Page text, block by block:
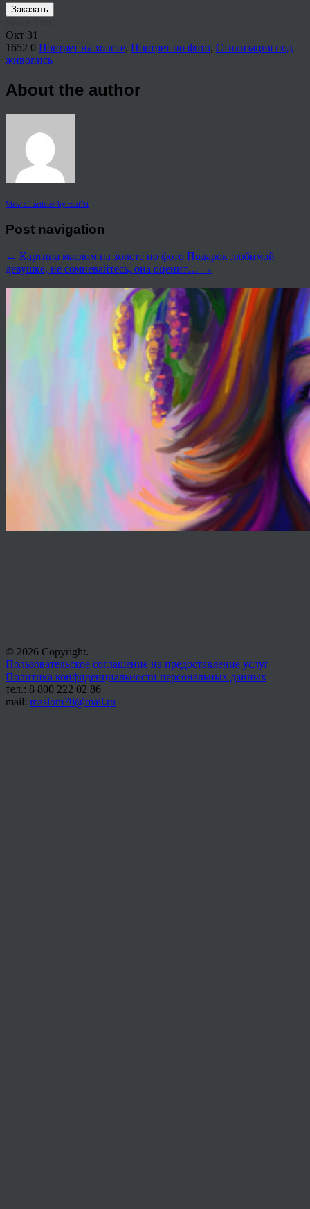
Заказать
Окт 31
1652 0 Портрет на холсте, Портрет по фото, Стилизация под
живопись
About the author
View all articles by rauffri
Post navigation
← Картина маслом на холсте по фото Подарок любимой
девушке, не сомневайтесь, она оценит… →
© 2026 Copyright.
Пользовательское соглашение на предоставление услуг
Политика конфиденциальности персональных данных
тел.: 8 800 222 02 86
mail: maslom70@mail.ru